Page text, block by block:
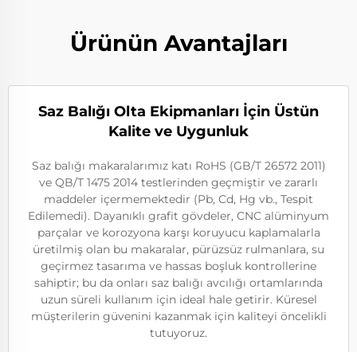
Ürünün Avantajları
Saz Balığı Olta Ekipmanları İçin Üstün
Kalite ve Uygunluk
Saz balığı makaralarımız katı RoHS (GB/T 26572 2011)
ve QB/T 1475 2014 testlerinden geçmiştir ve zararlı
maddeler içermemektedir (Pb, Cd, Hg vb., Tespit
Edilemedi). Dayanıklı grafit gövdeler, CNC alüminyum
parçalar ve korozyona karşı koruyucu kaplamalarla
üretilmiş olan bu makaralar, pürüzsüz rulmanlara, su
geçirmez tasarıma ve hassas boşluk kontrollerine
sahiptir; bu da onları saz balığı avcılığı ortamlarında
uzun süreli kullanım için ideal hale getirir. Küresel
müşterilerin güvenini kazanmak için kaliteyi öncelikli
tutuyoruz.